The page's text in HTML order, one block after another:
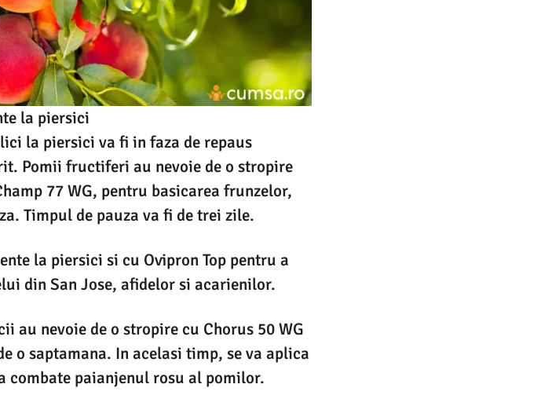
la piersici
la piersici va fi in faza de repaus
Pomii fructiferi au nevoie de o stropire
77 WG, pentru basicarea frunzelor,
Timpul de pauza va fi de trei zile.
la piersici si cu Ovipron Top pentru a
din San Jose, afidelor si acarienilor.
au nevoie de o stropire cu Chorus 50 WG
o saptamana. In acelasi timp, se va aplica
combate paianjenul rosu al pomilor.